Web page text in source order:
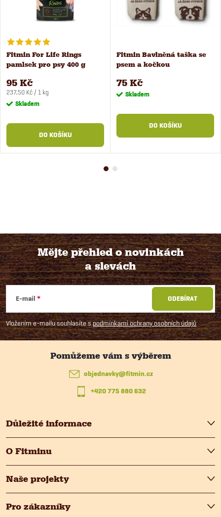
Fitmin For Life Rings
pamlsek pro psy 400 g
95 Kč
Měrná
cena:
237,50 Kč / 1 kg
Skladem
DO KOŠÍKU
Fitmin Bavlněná taška se
psem a kočkou
75 Kč
Skladem
DO KOŠÍKU
Z
á
p
Mějte přehled o novinkách
a slevách
E-mail
Vložením e-mailu souhlasíte spodmínkami ochrany osobních údajů
ODEBÍRAT
Důležité informace
O Fitminu
Naše projekty
Pro zákazníky
objednavky@fitmin.cz
+420 775 880 632